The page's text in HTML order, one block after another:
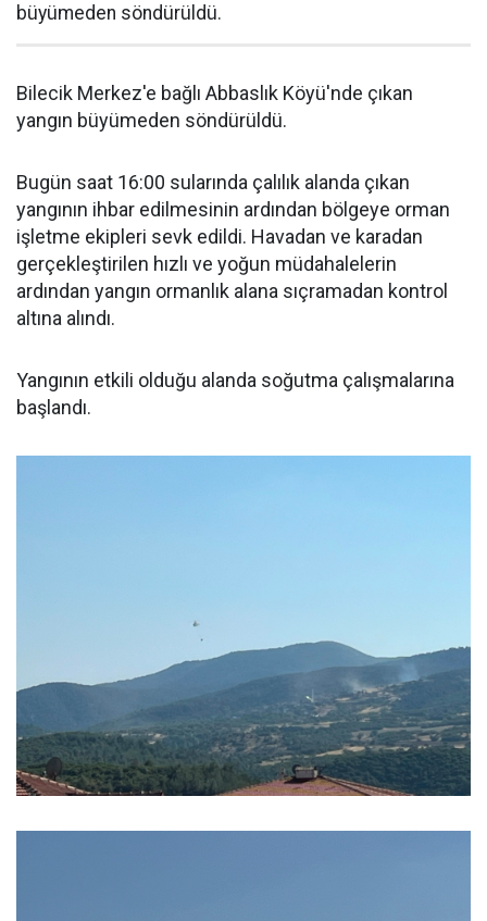
büyümeden söndürüldü.
Bilecik Merkez'e bağlı Abbaslık Köyü'nde çıkan
yangın büyümeden söndürüldü.
Bugün saat 16:00 sularında çalılık alanda çıkan
yangının ihbar edilmesinin ardından bölgeye orman
işletme ekipleri sevk edildi. Havadan ve karadan
gerçekleştirilen hızlı ve yoğun müdahalelerin
ardından yangın ormanlık alana sıçramadan kontrol
altına alındı.
Yangının etkili olduğu alanda soğutma çalışmalarına
başlandı.